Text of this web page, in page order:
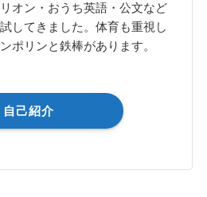
オン・おうち英語・公文など
してきました。体育も重視し
ポリンと鉄棒があります。
自己紹介